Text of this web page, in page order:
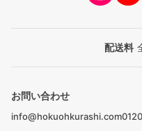
配送料
お問い合わせ
info@hokuohkurashi.com